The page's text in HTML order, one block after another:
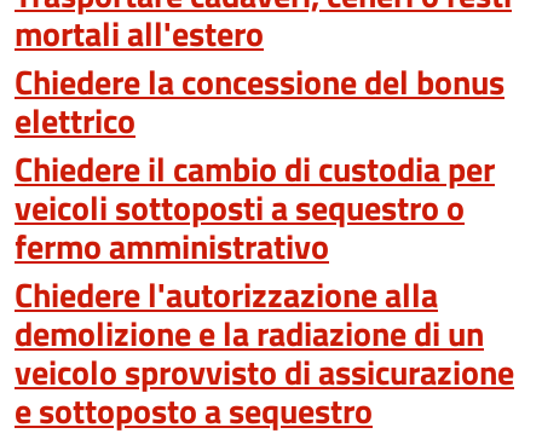
mortali all'estero
Chiedere la concessione del bonus
elettrico
Chiedere il cambio di custodia per
veicoli sottoposti a sequestro o
fermo amministrativo
Chiedere l'autorizzazione alla
demolizione e la radiazione di un
veicolo sprovvisto di assicurazione
e sottoposto a sequestro